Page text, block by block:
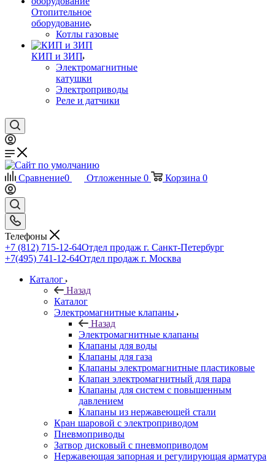
Отопительное
оборудование
Котлы газовые
КИП и ЗИП
Электромагнитные
катушки
Электроприводы
Реле и датчики
Сравнение0 Отложенные 0 Корзина 0
Телефоны
+7 (812) 715-12-64Отдел продаж г. Санкт-Петербург
+7(495) 741-12-64Отдел продаж г. Москва
Каталог
Назад
Каталог
Электромагнитные клапаны
Назад
Электромагнитные клапаны
Клапаны для воды
Клапаны для газа
Клапаны электромагнитные пластиковые
Клапан электромагнитный для пара
Клапаны для систем с повышенным
давлением
Клапаны из нержавеющей стали
Кран шаровой с электроприводом
Пневмоприводы
Затвор дисковый с пневмоприводом
Нержавеющая запорная и регулирующая арматура